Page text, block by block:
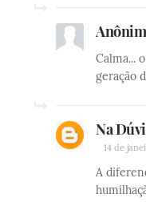
Calma...
geração
Na
14 de
A